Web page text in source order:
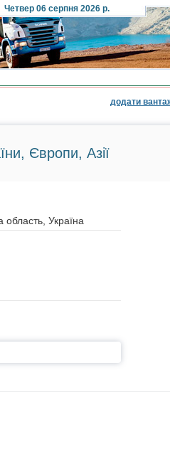
Четвер 06 серпня 2026 р.
додати
Європи, Азії